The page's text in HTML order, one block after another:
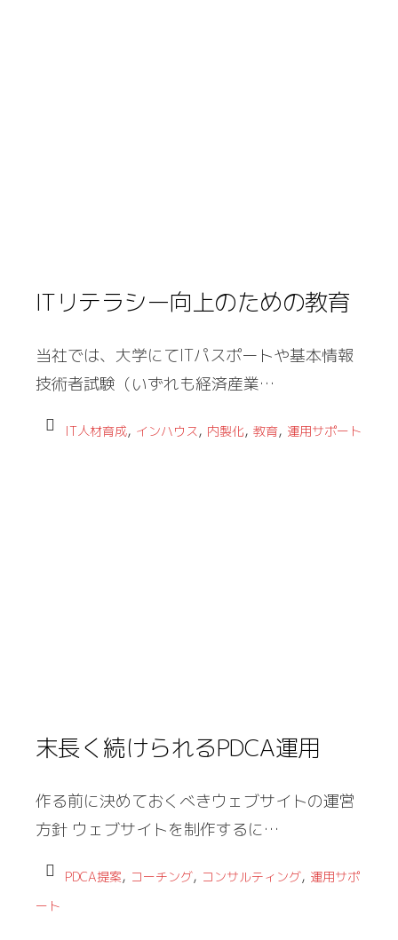
ITリテラシー向上のための教育
当社では、大学にてITパスポートや基本情報
技術者試験（いずれも経済産業…
IT人材育成, インハウス, 内製化, 教育, 運用サポート
末長く続けられるPDCA運用
作る前に決めておくべきウェブサイトの運営
方針 ウェブサイトを制作するに…
PDCA提案, コーチング, コンサルティング, 運用サポ
ート